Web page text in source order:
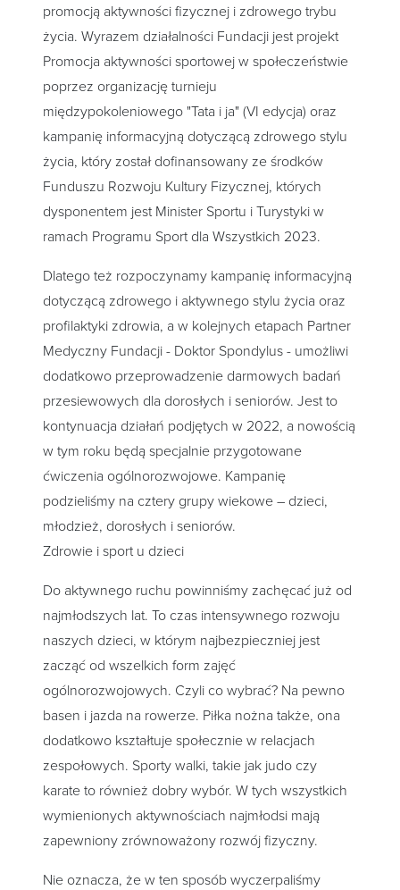
promocją aktywności fizycznej i zdrowego trybu
życia. Wyrazem działalności Fundacji jest projekt
Promocja aktywności sportowej w społeczeństwie
poprzez organizację turnieju
międzypokoleniowego "Tata i ja" (VI edycja) oraz
kampanię informacyjną dotyczącą zdrowego stylu
życia, który został dofinansowany ze środków
Funduszu Rozwoju Kultury Fizycznej, których
dysponentem jest Minister Sportu i Turystyki w
ramach Programu Sport dla Wszystkich 2023.
Dlatego też rozpoczynamy kampanię informacyjną
dotyczącą zdrowego i aktywnego stylu życia oraz
profilaktyki zdrowia, a w kolejnych etapach Partner
Medyczny Fundacji - Doktor Spondylus - umożliwi
dodatkowo przeprowadzenie darmowych badań
przesiewowych dla dorosłych i seniorów. Jest to
kontynuacja działań podjętych w 2022, a nowością
w tym roku będą specjalnie przygotowane
ćwiczenia ogólnorozwojowe. Kampanię
podzieliśmy na cztery grupy wiekowe – dzieci,
młodzież, dorosłych i seniorów.
Zdrowie i sport u dzieci
Do aktywnego ruchu powinniśmy zachęcać już od
najmłodszych lat. To czas intensywnego rozwoju
naszych dzieci, w którym najbezpieczniej jest
zacząć od wszelkich form zajęć
ogólnorozwojowych. Czyli co wybrać? Na pewno
basen i jazda na rowerze. Piłka nożna także, ona
dodatkowo kształtuje społecznie w relacjach
zespołowych. Sporty walki, takie jak judo czy
karate to również dobry wybór. W tych wszystkich
wymienionych aktywnościach najmłodsi mają
zapewniony zrównoważony rozwój fizyczny.
Nie oznacza, że w ten sposób wyczerpaliśmy